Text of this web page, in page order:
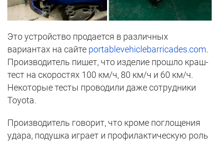
Это устройство продается в различных
вариантах на сайте portablevehiclebarricades.com.
Производитель пишет, что изделие прошло краш-
тест на скоростях 100 км/ч, 80 км/ч и 60 км/ч.
Некоторые тесты проводили даже сотрудники
Toyota.
Производитель говорит, что кроме поглощения
удара, подушка играет и профилактическую роль